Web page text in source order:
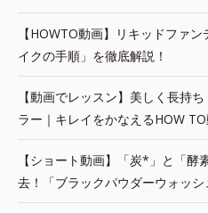
【HOWTO動画】リキッドファ
イクの手順」を徹底解説！
【動画でレッスン】美しく長持
ラー｜キレイをかなえるHOW
【ショート動画】「炭*」と「
去！「ブラックパウダーウォッ